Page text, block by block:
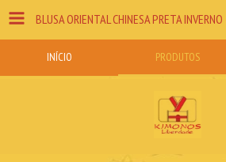
INÍCIO PRODUTOS